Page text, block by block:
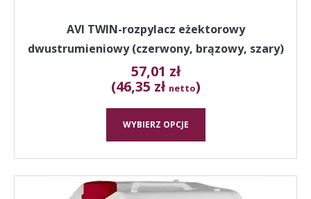
AVI TWIN-rozpylacz eżektorowy
dwustrumieniowy (czerwony, brązowy, szary)
57,01 zł
(46,35 zł netto)
WYBIERZ OPCJE